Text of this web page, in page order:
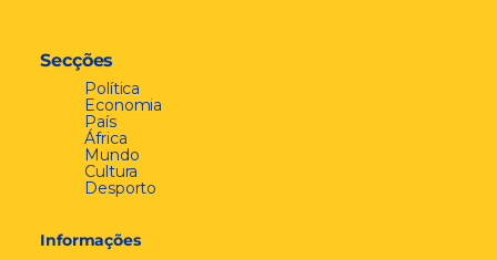
Secções
Política
Economia
País
África
Mundo
Cultura
Desporto
Informações